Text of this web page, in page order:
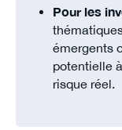
Pour les
émergents
potentielle
risque réel.